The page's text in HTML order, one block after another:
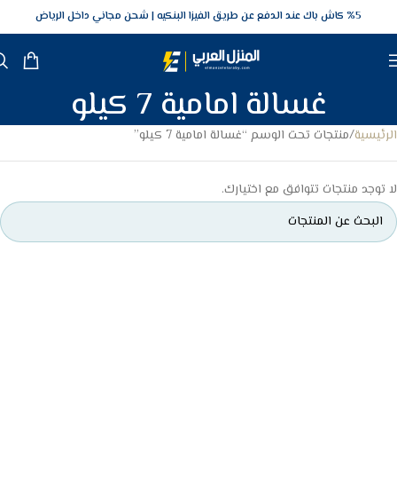
5‎% كاش باك عند الدفع عن طريق الفيزا البنكيه شحن مجاني داخل الرياض
غسالة امامية 7 كيلو
الرئيسية منتجات تحت الوسم “غسالة امامية 7 كيلو”
لا توجد منتجات تتوافق مع اختيارك.